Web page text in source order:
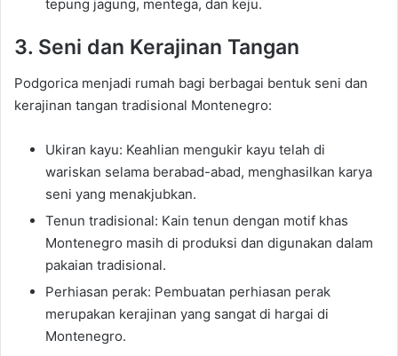
tepung jagung, mentega, dan keju.
3. Seni dan Kerajinan Tangan
Podgorica menjadi rumah bagi berbagai bentuk seni dan
kerajinan tangan tradisional Montenegro:
Ukiran kayu: Keahlian mengukir kayu telah di
wariskan selama berabad-abad, menghasilkan karya
seni yang menakjubkan.
Tenun tradisional: Kain tenun dengan motif khas
Montenegro masih di produksi dan digunakan dalam
pakaian tradisional.
Perhiasan perak: Pembuatan perhiasan perak
merupakan kerajinan yang sangat di hargai di
Montenegro.